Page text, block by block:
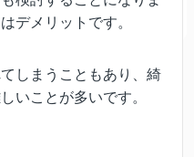
デメリットです。
しまうこともあり、綺
いことが多いです。